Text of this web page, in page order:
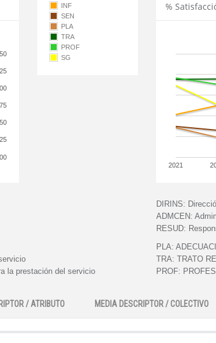
INF
SEN
PLA
TRA
PROF
SG
%
2021
DIRINS:
ADMCEN:
RESUD:
la prestación del servicio
PLA:
TRA: TRATO
PROF:
/ ATRIBUTO MEDIA DESCRIPTOR / COLECTIVO